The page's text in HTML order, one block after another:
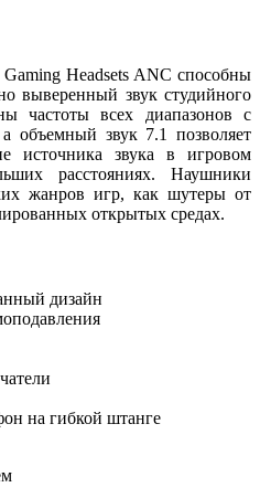
Headsets ANC способны
выверенный звук студийного
частоты всех диапазонов с
объемный звук 7.1 позволяет
источника звука в игровом
расстояниях. Наушники
жанров игр, как шутеры от
открытых средах.
дизайн
на гибкой штанге